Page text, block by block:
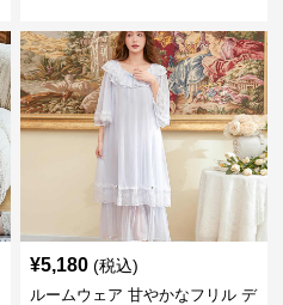
¥5,180 (税込)
ルームウェア 甘やかなフリル デ